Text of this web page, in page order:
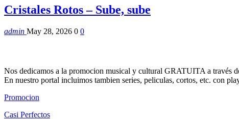
Cristales Rotos – Sube, sube
admin May 28, 2026 0 0
Nos dedicamos a la promocion musical y cultural GRATUITA a través
En nuestro portal incluimos tambien series, peliculas, cortos, etc. con
Promocion
Casi Perfectos